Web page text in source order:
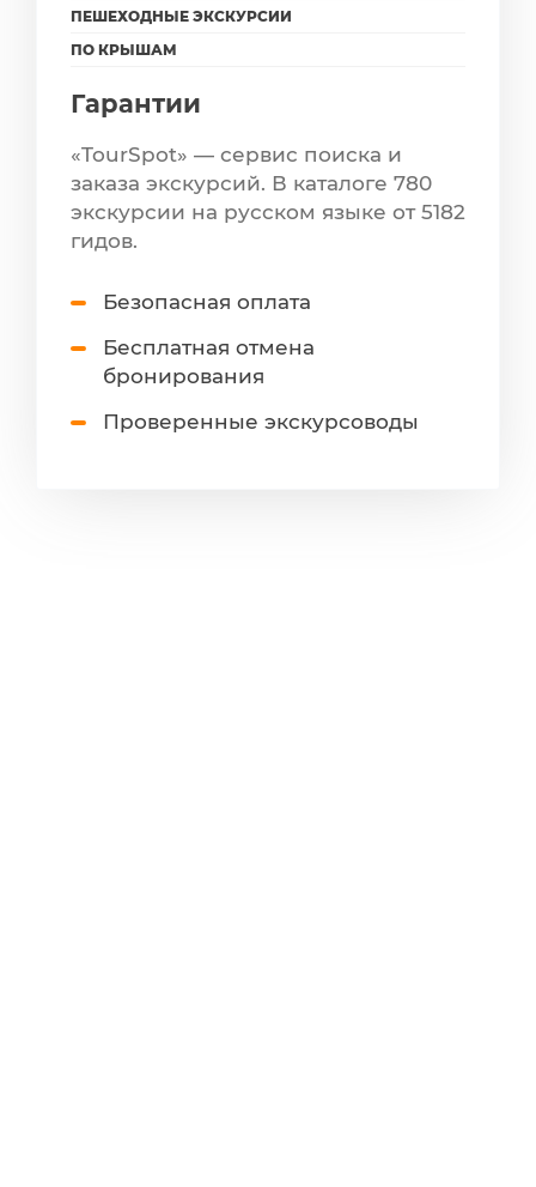
ПЕШЕХОДНЫЕ ЭКСКУРСИИ
ПО КРЫШАМ
Гарантии
«TourSpot» — сервис поиска и
заказа экскурсий. В каталоге 780
экскурсии на русском языке от 5182
гидов.
Безопасная оплата
Бесплатная отмена
бронирования
Проверенные экскурсоводы